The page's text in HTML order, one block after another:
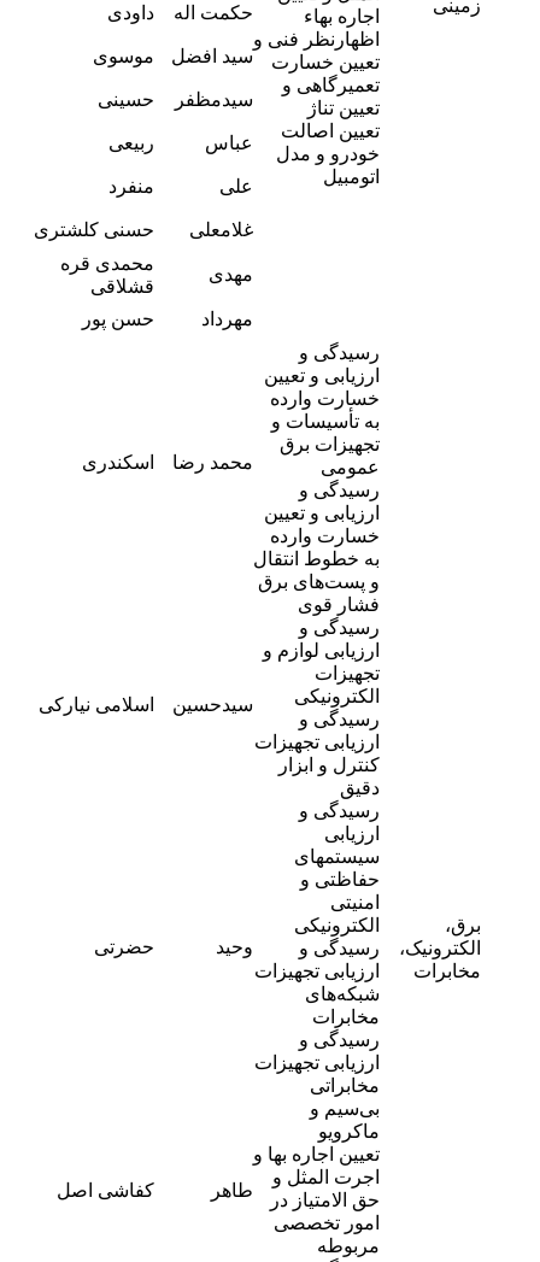
زمینی
اجاره بهاء
اظهارنظر فنی و
تعیین خسارت
تعمیرگاهی و
تعیین تناژ
تعیین اصالت
خودرو و مدل
اتومبیل
حکمت اله
داودی
سید افضل
موسوی
سیدمظفر
حسینی
عباس
ربیعی
علی
منفرد
غلامعلی
حسنی کلشتری
مهدی
محمدی قره
قشلاقی
مهرداد
حسن پور
برق،
الکترونیک،
مخابرات
رسیدگی و
ارزیابی و تعیین
خسارت وارده
به تأسیسات و
تجهیزات برق
عمومی
رسیدگی و
ارزیابی و تعیین
خسارت وارده
به خطوط انتقال
و پست‌های برق
فشار قوی
رسیدگی و
ارزیابی لوازم و
تجهیزات
الکترونیکی
رسیدگی و
ارزیابی تجهیزات
کنترل و ابزار
دقیق
رسیدگی و
ارزیابی
سیستمهای
حفاظتی و
امنیتی
الکترونیکی
رسیدگی و
ارزیابی تجهیزات
شبکه‌های
مخابرات
رسیدگی و
ارزیابی تجهیزات
مخابراتی
بی‌سیم و
ماکرویو
تعیین اجاره بها و
اجرت المثل و
حق الامتیاز در
امور تخصصی
مربوطه
محمد رضا اسکندری
سیدحسین اسلامی نیارکی
وحید حضرتی
طاهر کفاشی اصل